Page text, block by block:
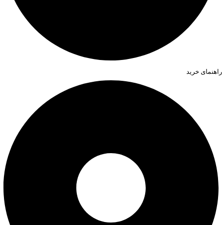
راهنمای خرید